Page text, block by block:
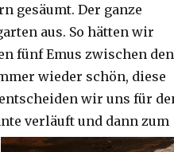
gesäumt. Der ganze
aus. So hätten wir
fünf Emus zwischen den
wieder schön, diese
wir uns für
verläuft und dann zum